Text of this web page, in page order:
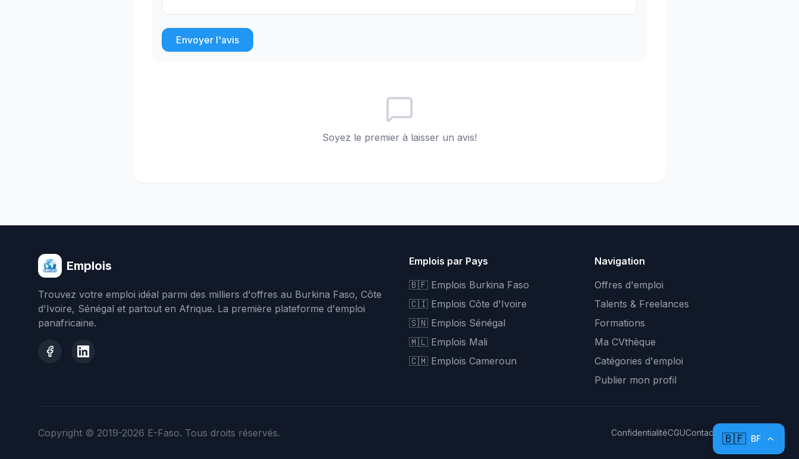
Envoyer l'avis
Soyez le premier à laisser un avis!
Emplois
Trouvez votre emploi idéal parmi des milliers d'offres au Burkina Faso, Côte
d'Ivoire, Sénégal et partout en Afrique. La première plateforme d'emploi
panafricaine.
Emplois par Pays
🇧🇫 Emplois Burkina Faso
🇨🇮 Emplois Côte d'Ivoire
🇸🇳 Emplois Sénégal
🇲🇱 Emplois Mali
🇨🇲 Emplois Cameroun
Navigation
Offres d'emploi
Talents & Freelances
Formations
Ma CVthèque
Catégories d'emploi
Publier mon profil
Copyright © 2019-2026 E-Faso. Tous droits réservés. ConfidentialitéCGUContact Plan du site
🇧🇫 BF